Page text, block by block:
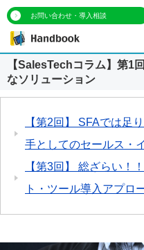
お問い合わせ・導入相談
【SalesTechコラム】第1
なソリューション
【第2回】 SFAでは足
手としてのセールス・
【第3回】 総ざらい！
ト・ツール導入アプロ